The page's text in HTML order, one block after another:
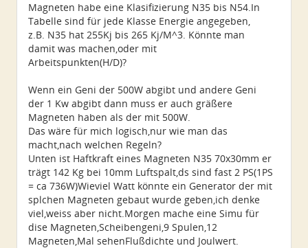
Magneten habe eine Klasifizierung N35 bis N54.In
Tabelle sind für jede Klasse Energie angegeben,
z.B. N35 hat 255Kj bis 265 Kj/M^3. Könnte man
damit was machen,oder mit
Arbeitspunkten(H/D)?
Wenn ein Geni der 500W abgibt und andere Geni
der 1 Kw abgibt dann muss er auch gräßere
Magneten haben als der mit 500W.
Das wäre für mich logisch,nur wie man das
macht,nach welchen Regeln?
Unten ist Haftkraft eines Magneten N35 70x30mm er
trägt 142 Kg bei 10mm Luftspalt,ds sind fast 2 PS(1PS
= ca 736W)Wieviel Watt könnte ein Generator der mit
splchen Magneten gebaut wurde geben,ich denke
viel,weiss aber nicht.Morgen mache eine Simu für
dise Magneten,Scheibengeni,9 Spulen,12
Magneten,Mal sehenFlußdichte und Joulwert.